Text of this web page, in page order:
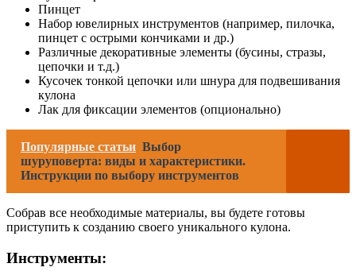
Пинцет
Набор ювелирных инструментов (например, пилочка,
пинцет с острыми кончиками и др.)
Различные декоративные элементы (бусины, стразы,
цепочки и т.д.)
Кусочек тонкой цепочки или шнура для подвешивания
кулона
Лак для фиксации элементов (опционально)
Популярные статьи Выбор
шуруповерта: виды и характеристики.
Инструкции по выбору инструментов
Собрав все необходимые материалы, вы будете готовы
приступить к созданию своего уникального кулона.
Инструменты: